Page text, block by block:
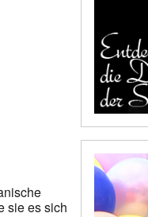
sie es sich